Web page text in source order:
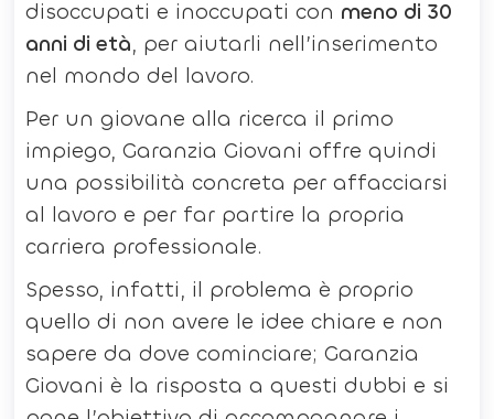
disoccupati e inoccupati con meno di 30
anni di età, per aiutarli nell’inserimento
nel mondo del lavoro.
Per un giovane alla ricerca il primo
impiego, Garanzia Giovani offre quindi
una possibilità concreta per affacciarsi
al lavoro e per far partire la propria
carriera professionale.
Spesso, infatti, il problema è proprio
quello di non avere le idee chiare e non
sapere da dove cominciare; Garanzia
Giovani è la risposta a questi dubbi e si